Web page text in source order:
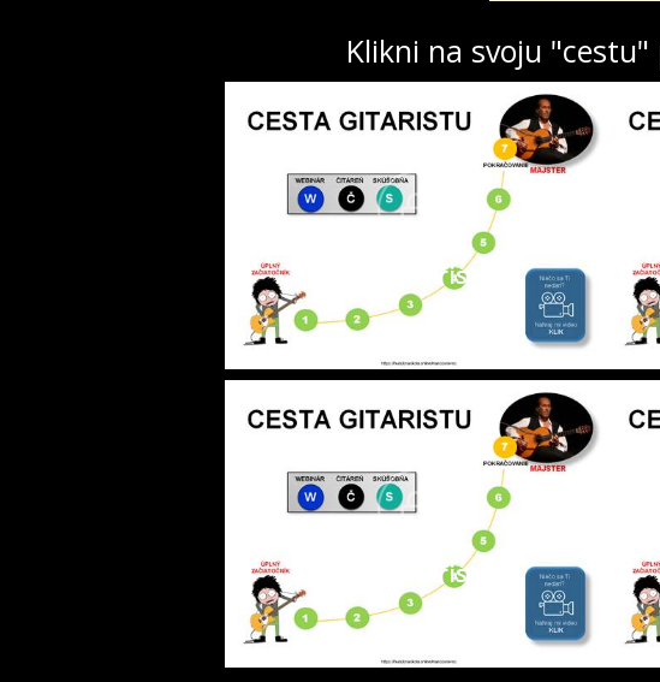
Klikni na svoju
Cesta gitaristu 0
Cesta gitaristu 3